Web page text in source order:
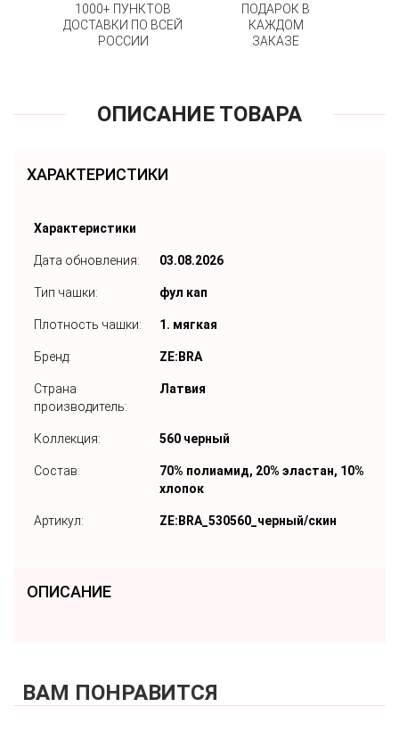
1000+ ПУНКТОВ
ДОСТАВКИ ПО ВСЕЙ
РОССИИ
ПОДАРОК В
КАЖДОМ
ЗАКАЗЕ
ОПИСАНИЕ ТОВАРА
ХАРАКТЕРИСТИКИ
Характеристики
Дата обновления: 03.08.2026
Тип чашки: фул кап
Плотность чашки: 1. мягкая
Бренд: ZE:BRA
Страна
производитель:
Латвия
Коллекция: 560 черный
Состав:
70% полиамид, 20% эластан, 10%
хлопок
Артикул: ZE:BRA_530560_черный/скин
ОПИСАНИЕ
ВАМ ПОНРАВИТСЯ